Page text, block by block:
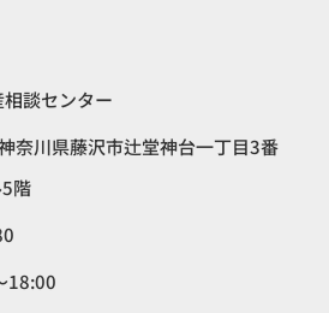
談センター
奈川県藤沢市辻堂神台一丁目3番
階
18:00